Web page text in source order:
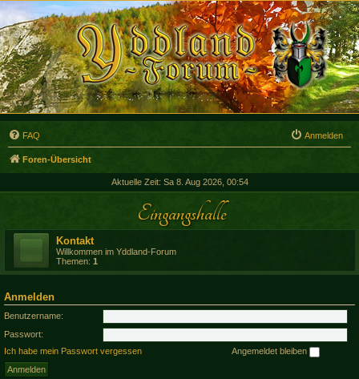
FAQ Anmelden
Foren-Übersicht
Aktuelle Zeit: Sa 8. Aug 2026, 00:54
Eingangshalle
Kontakt
Willkommen im Yddland-Forum
Themen: 1
Anmelden
Benutzername:
Passwort:
Ich habe mein Passwort vergessen
Angemeldet bleiben